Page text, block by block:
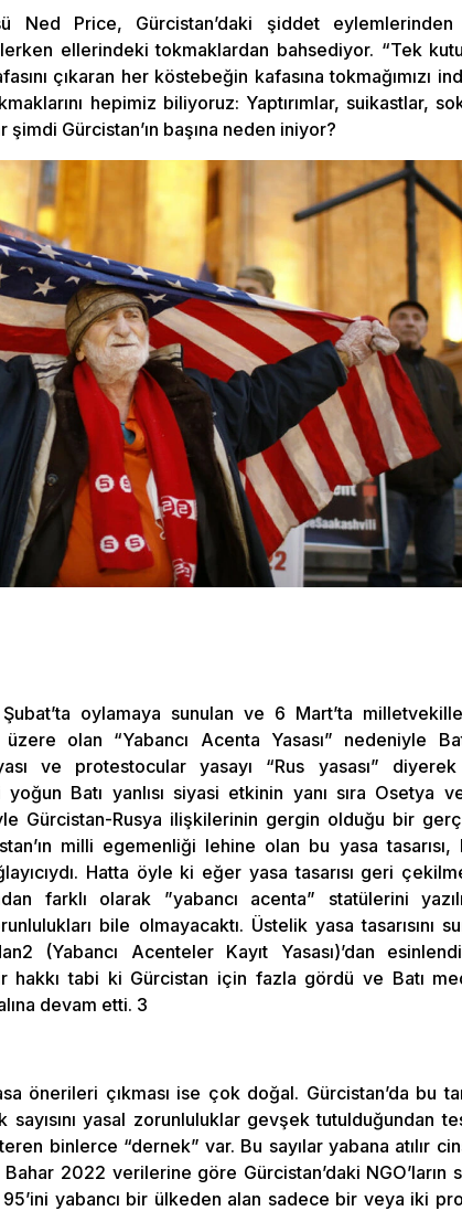
Ned Price, Gürcistan’daki şiddet
ellerindeki tokmaklardan bahsediyor. “Tek
çıkaran her köstebeğin kafasına tokmağımızı
hepimiz biliyoruz: Yaptırımlar, suikastlar,
Gürcistan’ın başına neden iniyor?
oylamaya sunulan ve 6 Mart’ta
olan “Yabancı Acenta Yasası” nedeniyle
ve protestocular yasayı “Rus yasası”
yoğun Batı yanlısı siyasi etkinin yanı sıra Osetya
Gürcistan-Rusya ilişkilerinin gergin olduğu bir
milli egemenliği lehine olan bu yasa tasarısı,
Hatta öyle ki eğer yasa tasarısı geri
farklı olarak ”yabancı acenta” statülerini
bile olmayacaktı. Üstelik yasa tasarısını
(Yabancı Acenteler Kayıt Yasası)’dan
hakkı tabi ki Gürcistan için fazla gördü ve Batı
devam etti. 3
önerileri çıkması ise çok doğal. Gürcistan’da bu
yasal zorunluluklar gevşek tutulduğundan
binlerce “dernek” var. Bu sayılar yabana atılır
2022 verilerine göre Gürcistan’daki NGO’ların
95’ini yabancı bir ülkeden alan sadece bir veya iki